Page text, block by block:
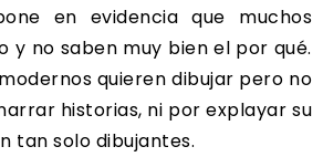
en evidencia que muchos
y no saben muy bien el por qué.
quieren dibujar pero no
historias, ni por explayar su
tan solo dibujantes.